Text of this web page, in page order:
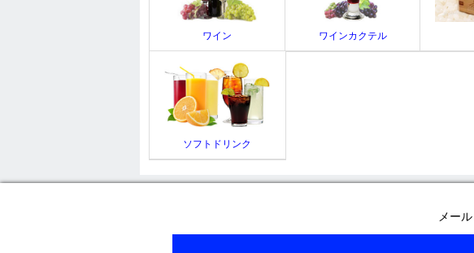
ワイン ワインカクテル
ソフトドリンク
メール